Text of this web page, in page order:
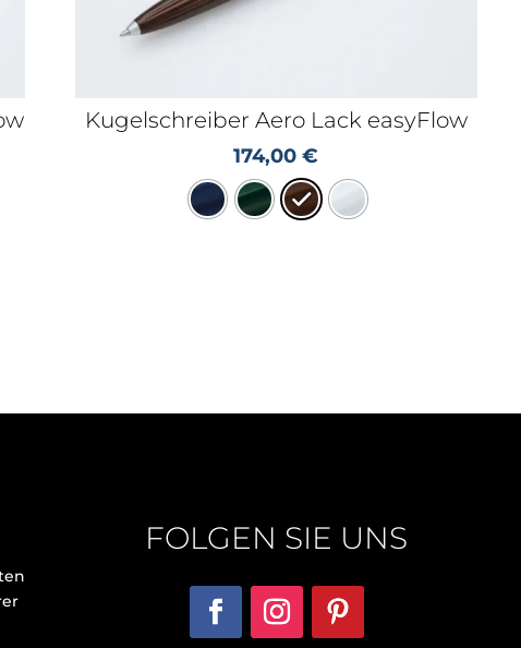
Kugelschreiber Aero Lack easyFlow
174,00€
FOLGEN SIE UNS